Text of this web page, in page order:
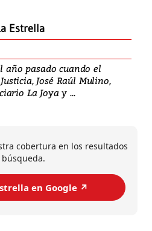
Estrella
año pasado cuando el
José Raúl Mulino,
La Joya y ...
cobertura en los resultados
en Google ↗️